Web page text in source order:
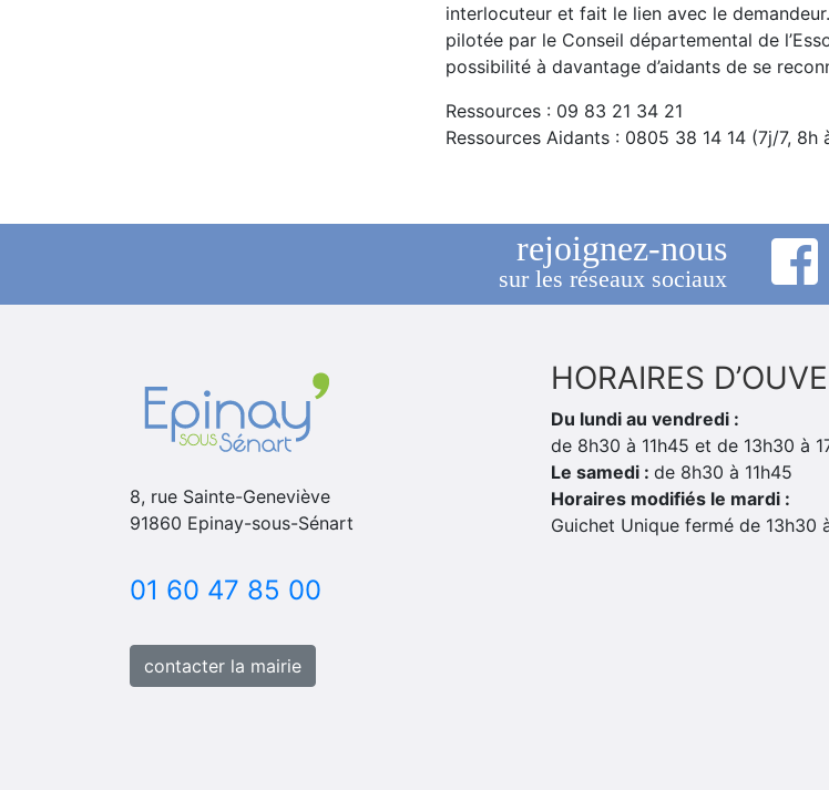
interlocuteur et fait le lien avec le
pilotée par le Conseil départemental de
possibilité à davantage d’aidants de se
Ressources : 09 83 21 34 21
Ressources Aidants : 0805 38 14 14 (7j/7, 8h
rejoignez-nous
sur les réseaux sociaux
8, rue Sainte-Geneviève
91860 Epinay-sous-Sénart
01 60 47 85 00
contacter la mairie
HORAIRES
Du lundi au vendredi :
de 8h30 à 11h45 et de 13h30 à
Le samedi : de 8h30 à 11h45
Horaires modifiés le mardi :
Guichet Unique fermé de 13h30